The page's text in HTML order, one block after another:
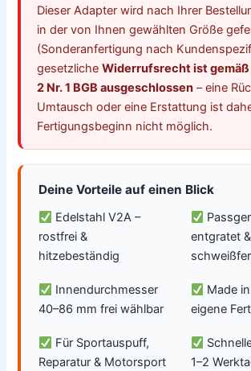
Dieser Adapter wird nach Ihrer
in der von Ihnen gewählten Größe
(Sonderanfertigung nach
gesetzlicheWiderrufsrecht ist gemäß
2 Nr. 1 BGB ausgeschlossen – eine
Umtausch oder eine Erstattung ist
Fertigungsbeginn nicht möglich.
Deine Vorteile auf einen Blick
Edelstahl V2A –
rostfrei &
hitzebeständig
entgratet &
Innendurchmesser
40–86 mm frei wählbar
Made
eigene
Für Sportauspuff,
Reparatur & Motorsport
1–2